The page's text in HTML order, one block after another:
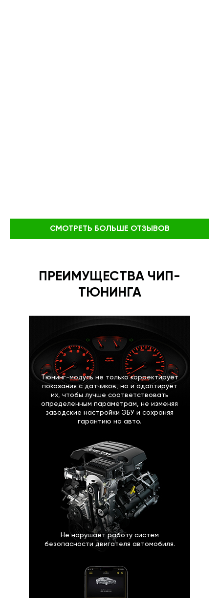
СМОТРЕТЬ БОЛЬШЕ ОТЗЫВОВ
ПРЕИМУЩЕСТВА ЧИП-
ТЮНИНГА
Тюнинг-модуль не только корректирует
показания с датчиков, но и адаптирует
их, чтобы лучше соответствовать
определенным параметрам, не изменяя
заводские настройки ЭБУ и сохраняя
гарантию на авто.
Не нарушает работу систем
безопасности двигателя автомобиля.